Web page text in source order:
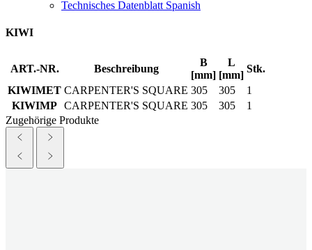
Technisches Datenblatt Spanish
KIWI
ART.-NR. Beschreibung
B
[mm]
L
[mm]
Stk.
KIWIMET CARPENTER'S SQUARE 305 305
1
KIWIMP CARPENTER'S SQUARE 305 305
1
Zugehörige Produkte